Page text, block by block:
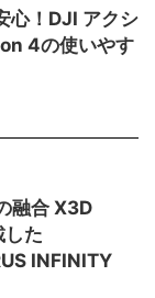
心！DJI アクシ
4の使いやす
融合 X3D
た
INFINITY